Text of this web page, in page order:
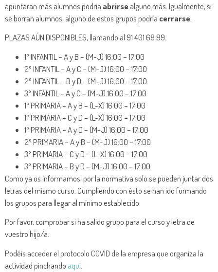
apuntaran más alumnos podría abrirsealguno más. Igualmente, si
se borran alumnos, alguno de estos grupos podría cerrarse
PLAZAS AÚN DISPONIBLES, llamando al 91 401 68 89.
1º INFANTIL – A y B – (M-J) 16:00 – 17:00
2º INFANTIL – A y C – (M-J) 16:00 – 17:00
2º INFANTIL – B y D – (M-J) 16:00 – 17:00
3º INFANTIL – A y C – (M-J) 16:00 – 17:00
1º PRIMARIA – A y B – (L-X) 16:00 – 17:00
1º PRIMARIA – C y D – (L-X) 16:00 – 17:00
1º PRIMARIA – A y D – (M-J) 16:00 – 17:00
2º PRIMARIA – A y B – (M-J) 16:00 – 17:00
3º PRIMARIA – C y D – (L-X) 16:00 – 17:00
3º PRIMARIA – B y D – (M-J) 16:00 – 17:00
Como ya os informamos, por la normativa solo se pueden juntar dos
letras del mismo curso. Cumpliendo con ésto se han ido formando
los grupos para llegar al mínimo establecido.
Por favor, comprobar si ha salido grupo para el curso y letra de
vuestro hijo/a.
Podéis acceder el protocolo COVID de la empresa que organiza la
actividad pinchando aquí